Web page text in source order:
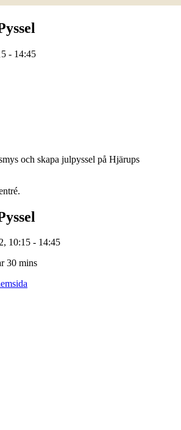
- 14:45
och skapa julpyssel på Hjärups
10:15 - 14:45
30 mins